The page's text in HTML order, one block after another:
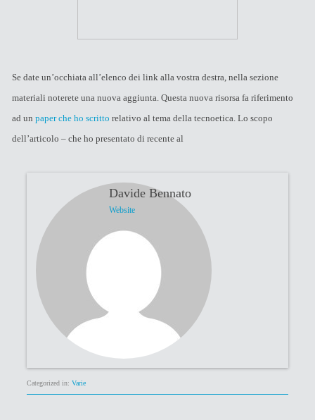
Se date un’occhiata all’elenco dei link alla vostra destra, nella sezione
materiali noterete una nuova aggiunta. Questa nuova risorsa fa riferimento
ad un paper che ho scritto relativo al tema della tecnoetica. Lo scopo
dell’articolo – che ho presentato di recente al
Davide Bennato
Website
Categorized in: Varie